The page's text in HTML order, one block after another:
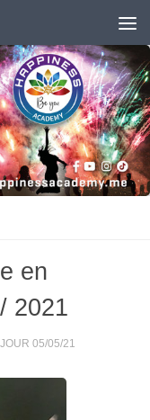
en
2021
05/05/21